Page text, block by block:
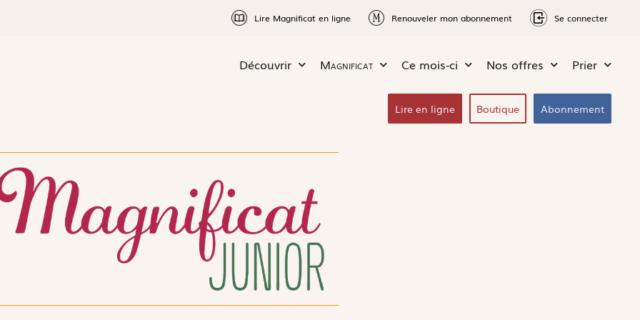
Lire Magnificat en ligne Renouveler mon abonnement Se connecter
Découvrir Magnificat Ce mois-ci Nos offres Prier
Lire en ligne Boutique Abonnement